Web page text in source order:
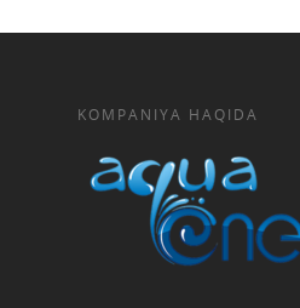
KOMPANIYA HAQIDA